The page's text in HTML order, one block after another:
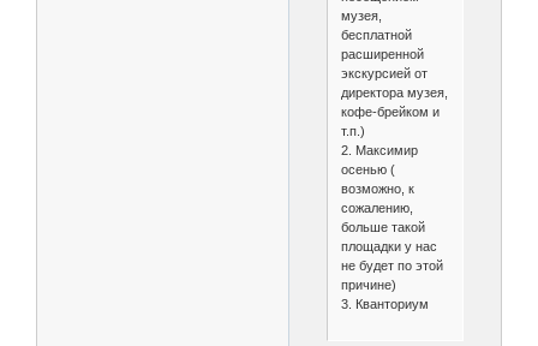
музея,
бесплатной
расширенной
экскурсией от
директора музея,
кофе-брейком и
т.п.)
2. Максимир
осенью (
возможно, к
сожалению,
больше такой
площадки у нас
не будет по этой
причине)
3. Кванториум